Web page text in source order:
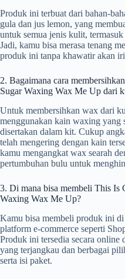
Produk ini terbuat dari bahan-
gula dan jus lemon, yang
untuk semua jenis kulit,
Jadi, kamu bisa merasa tenang
produk ini tanpa khawatir akan
2. Bagaimana cara
Sugar Waxing Wax Me Up dari
Untuk membersihkan wax dari
menggunakan kain waxing yang
disertakan dalam kit. Cukup
telah mengering dengan kain
kamu mengangkat wax searah
pertumbuhan bulu untuk
3. Di mana bisa membeli This Is
Waxing Wax Me Up?
Kamu bisa membeli produk ini di
platform e-commerce seperti
Produk ini tersedia secara online
yang terjangkau dan berbagai
serta isi paket.